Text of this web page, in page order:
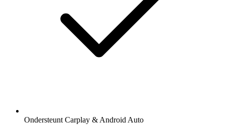
Ondersteunt Carplay & Android Auto